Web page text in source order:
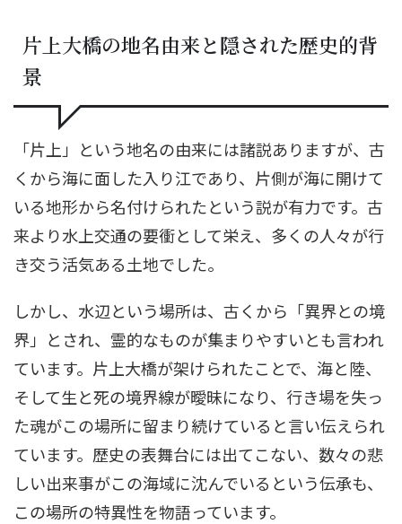
片上大橋の地名由来と隠された歴史的背
景
「片上」という地名の由来には諸説ありますが、古
くから海に面した入り江であり、片側が海に開けて
いる地形から名付けられたという説が有力です。古
来より水上交通の要衝として栄え、多くの人々が行
き交う活気ある土地でした。
しかし、水辺という場所は、古くから「異界との境
界」とされ、霊的なものが集まりやすいとも言われ
ています。片上大橋が架けられたことで、海と陸、
そして生と死の境界線が曖昧になり、行き場を失っ
た魂がこの場所に留まり続けていると言い伝えられ
ています。歴史の表舞台には出てこない、数々の悲
しい出来事がこの海域に沈んでいるという伝承も、
この場所の特異性を物語っています。